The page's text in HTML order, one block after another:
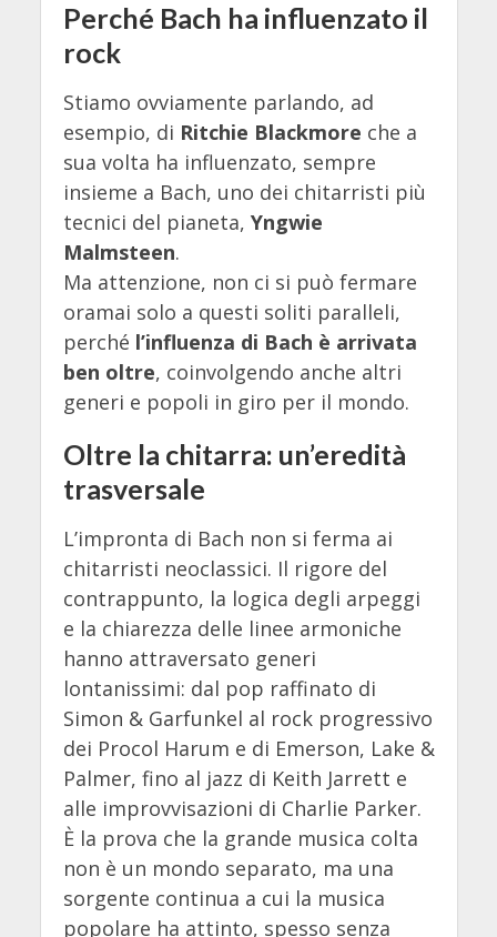
Perché Bach ha influenzato il
rock
Stiamo ovviamente parlando, ad
esempio, di Ritchie Blackmore che a
sua volta ha influenzato, sempre
insieme a Bach, uno dei chitarristi più
tecnici del pianeta, Yngwie
Malmsteen.
Ma attenzione, non ci si può fermare
oramai solo a questi soliti paralleli,
perché l’influenza di Bach è arrivata
ben oltre, coinvolgendo anche altri
generi e popoli in giro per il mondo.
Oltre la chitarra: un’eredità
trasversale
L’impronta di Bach non si ferma ai
chitarristi neoclassici. Il rigore del
contrappunto, la logica degli arpeggi
e la chiarezza delle linee armoniche
hanno attraversato generi
lontanissimi: dal pop raffinato di
Simon & Garfunkel al rock progressivo
dei Procol Harum e di Emerson, Lake &
Palmer, fino al jazz di Keith Jarrett e
alle improvvisazioni di Charlie Parker.
È la prova che la grande musica colta
non è un mondo separato, ma una
sorgente continua a cui la musica
popolare ha attinto, spesso senza